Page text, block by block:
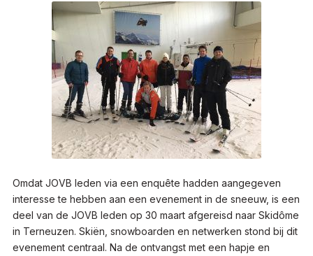
Omdat JOVB leden via een enquête hadden aangegeven
interesse te hebben aan een evenement in de sneeuw, is een
deel van de JOVB leden op 30 maart afgereisd naar Skidôme
in Terneuzen. Skiën, snowboarden en netwerken stond bij dit
evenement centraal. Na de ontvangst met een hapje en